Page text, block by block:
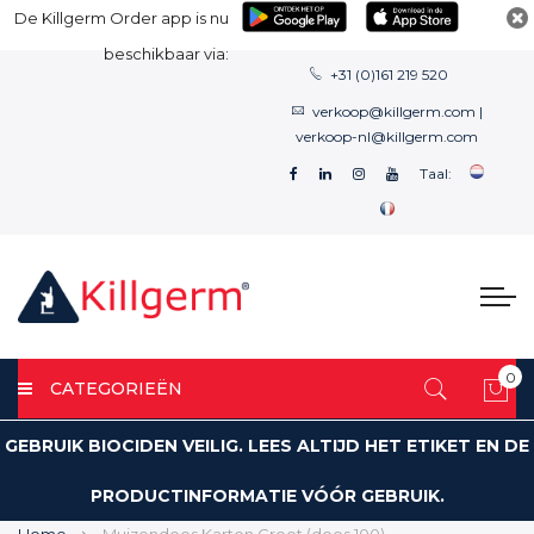
De Killgerm Order app is nu
beschikbaar via:
+31 (0)161 219 520
verkoop@killgerm.com |
verkoop-nl@killgerm.com
Taal:
CATEGORIEËN
0
GEBRUIK BIOCIDEN VEILIG. LEES ALTIJD HET ETIKET EN DE
PRODUCTINFORMATIE VÓÓR GEBRUIK.